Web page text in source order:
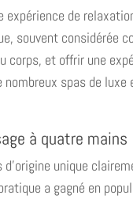
expérience de
souvent considérée
corps, et offrir une
spas de
à quatre mains
d’origine unique
a gagné en